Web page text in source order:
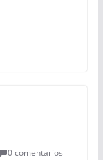
0 comentarios